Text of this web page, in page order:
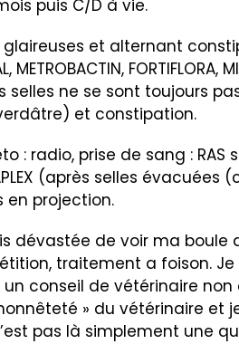
puis C/D à vie.
glaireuses et alternant
METROBACTIN,
selles ne se sont toujours
et constipation.
: radio, prise de sang :
(après selles
en projection.
dévastée de voir ma
traitement a foison.
un conseil de vétérinaire
» du vétérinaire et
pas là simplement une